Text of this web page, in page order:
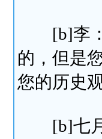
[b]李：[/
的，但是
您的历史
[b]七月